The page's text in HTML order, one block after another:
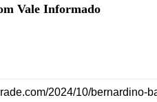
Vale Informado